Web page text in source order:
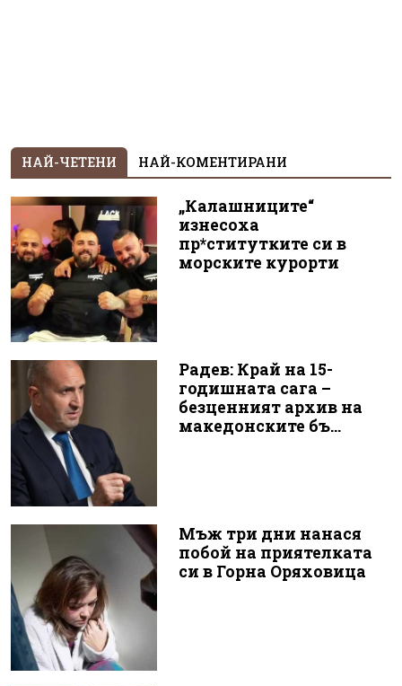
НАЙ-ЧЕТЕНИ НАЙ-КОМЕНТИРАНИ
„Калашниците“
изнесоха
пр*ститутките си в
морските курорти
Радев: Край на 15-
годишната сага –
безценният архив на
македонските бъ...
Мъж три дни нанася
побой на приятелката
си в Горна Оряховица